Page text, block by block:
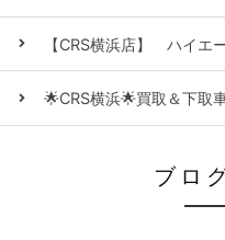
【CRS横浜店】 ハイエ
🌟CRS横浜🌟買取＆下取
ブロ